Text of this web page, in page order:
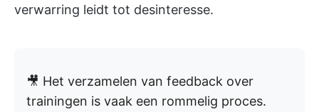
verwarring leidt tot desinteresse.
🎥 Het verzamelen van feedback over
trainingen is vaak een rommelig proces.